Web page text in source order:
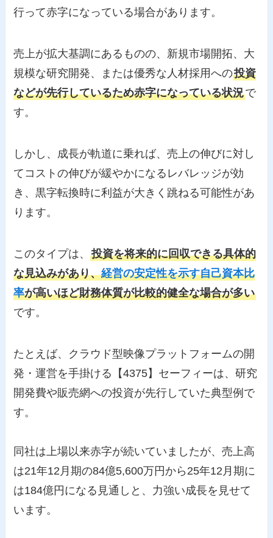
行って赤字になっている場合があります。
売上が拡大基調にあるものの、新規市場開拓、大
規模な研究開発、または優秀な人材採用への投資
などが先行しているため赤字になっている状況で
す。
しかし、成長が軌道に乗れば、売上の伸びに対し
てコストの伸びが緩やかになるレバレッジが効
き、黒字転換時に利益が大きく跳ねる可能性があ
ります。
このタイプは、投資を将来的に回収できる具体的
な見込みがあり、経営の安定性を示す自己資本比
率が高いほど財務体質が比較的健全な場合が多い
です。
たとえば、クラウド型映像プラットフォームの開
発・運営を手掛ける【4375】セーフィーは、研究
開発費や販売網への投資が先行していた典型例で
す。
同社は上場以来赤字が続いていましたが、売上高
は21年12月期の84億5,600万円から25年12月期に
は184億円になる見通しと、力強い成長を見せて
います。